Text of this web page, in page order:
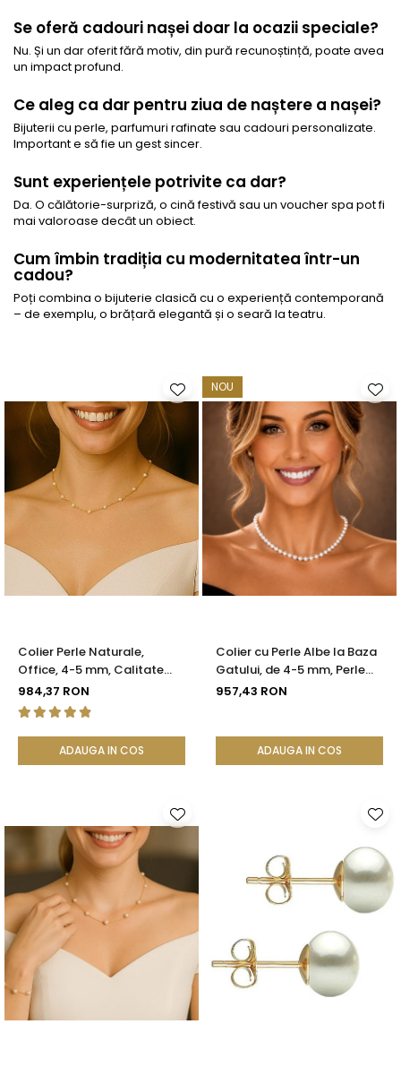
Se oferă cadouri nașei doar la ocazii speciale?
Nu. Și un dar oferit fără motiv, din pură recunoștință, poate avea
un impact profund.
Ce aleg ca dar pentru ziua de naștere a nașei?
Bijuterii cu perle, parfumuri rafinate sau cadouri personalizate.
Important e să fie un gest sincer.
Sunt experiențele potrivite ca dar?
Da. O călătorie-surpriză, o cină festivă sau un voucher spa pot fi
mai valoroase decât un obiect.
Cum îmbin tradiția cu modernitatea într-un
cadou?
Poți combina o bijuterie clasică cu o experiență contemporană
– de exemplu, o brățară elegantă și o seară la teatru.
Colier Perle Naturale,
Office, 4-5 mm, Calitate
AAA, Aur 14K | KASKADDA®
984,37 RON
ADAUGA IN COS
NOU
Colier cu Perle Albe la Baza
Gatului, de 4-5 mm, Perle
Rare, Calitate AAA+, Aur 14K
957,43 RON
ADAUGA IN COS